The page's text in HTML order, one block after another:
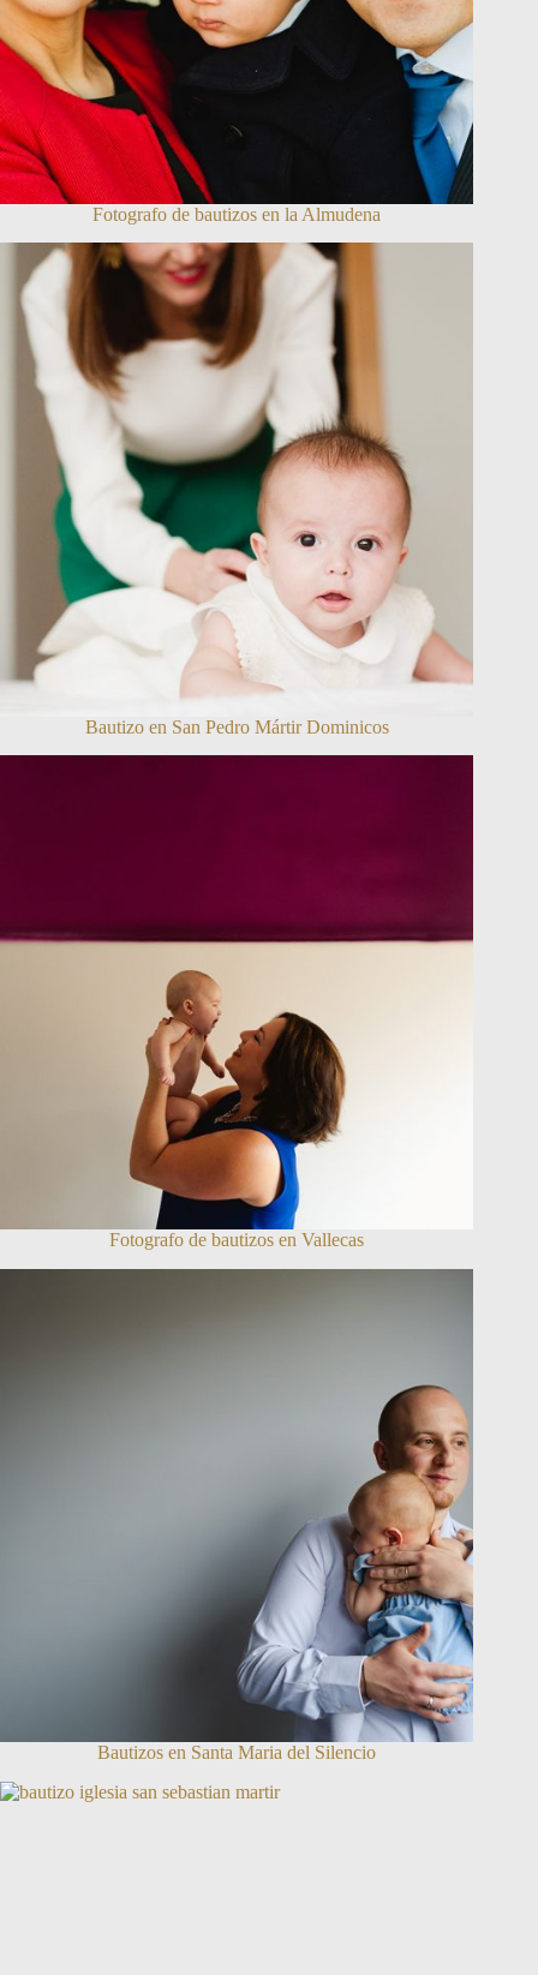
Fotografo de bautizos en la Almudena
Bautizo en San Pedro Mártir Dominicos
Fotografo de bautizos en Vallecas
Bautizos en Santa Maria del Silencio